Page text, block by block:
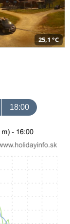
25,1 °C
18:00